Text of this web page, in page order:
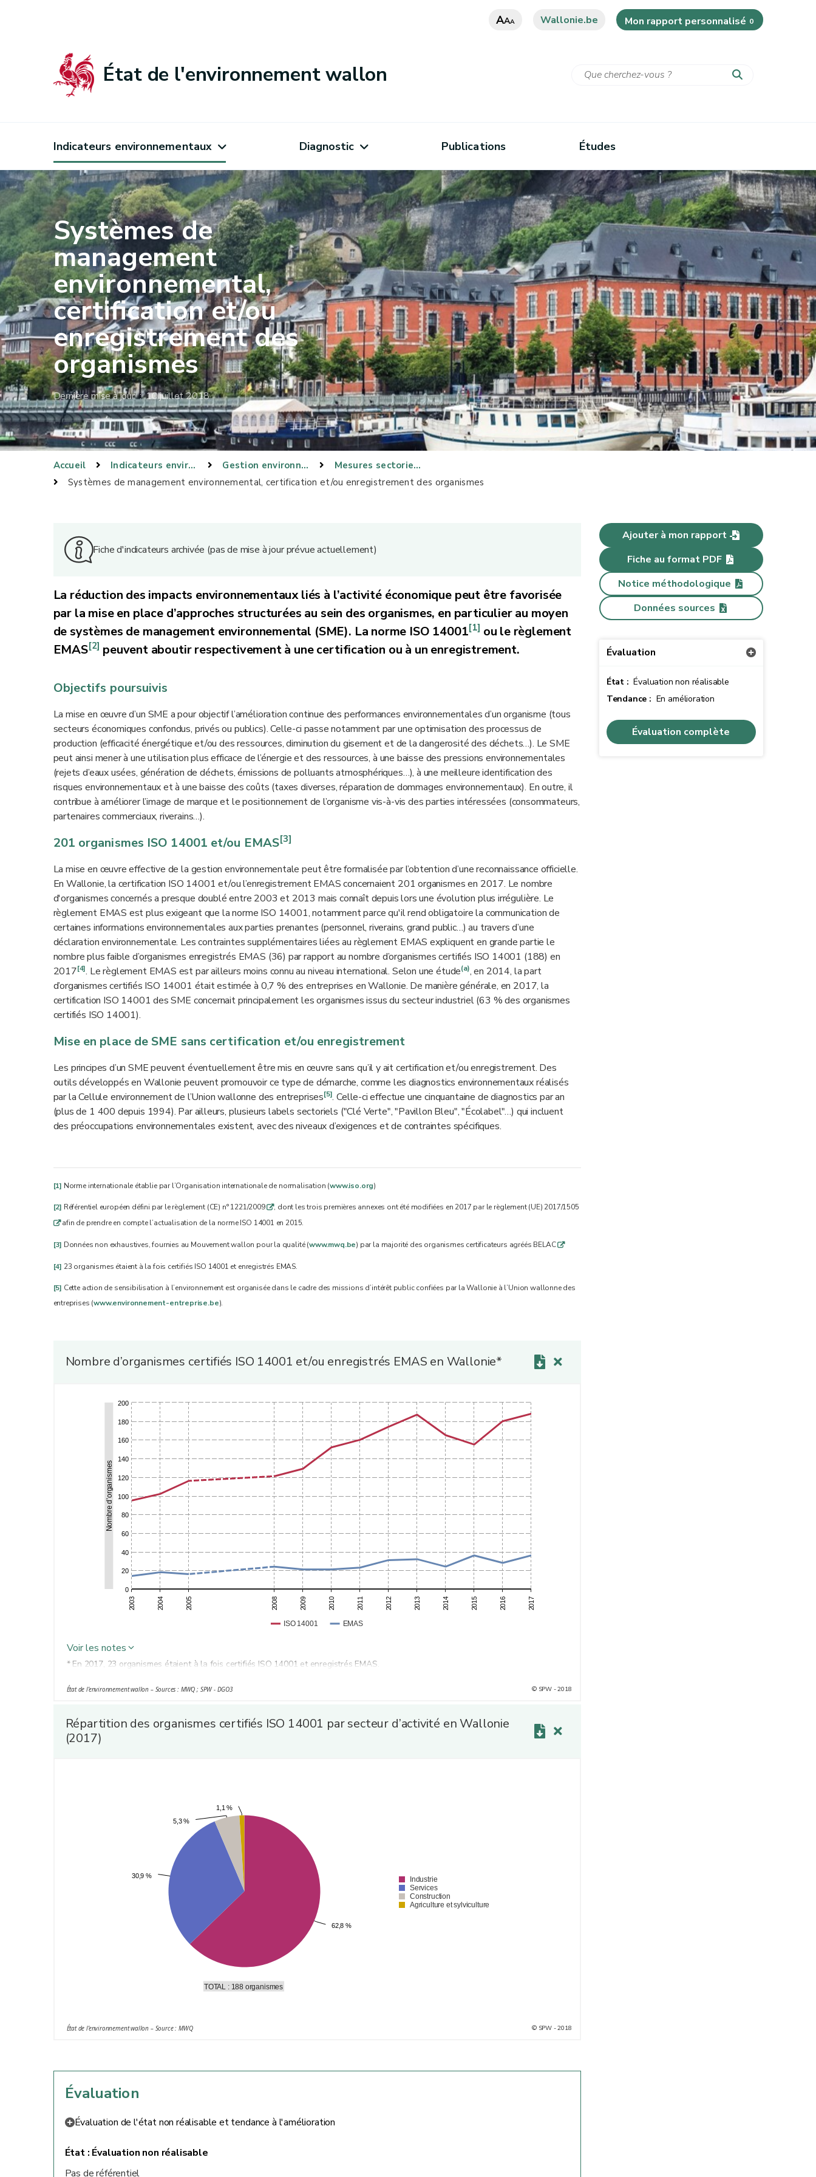
AAA Wallonie.be Mon rapport personnalisé 0
État de l'environnement wallon
Indicateurs environnementaux Diagnostic Publications Études
Systèmes de
management
environnemental,
certification et/ou
enregistrement des
organismes
Dernière mise à jour : 10 juillet 2018
Accueil Indicateurs environnementaux Gestion environnementale
Mesures sectorielles
Systèmes de management environnemental, certification et/ou enregistrement des organismes
Fiche d'indicateurs archivée (pas de mise à jour prévue actuellement)
La réduction des impacts environnementaux liés à l’activité économique peut être favorisée
par la mise en place d’approches structurées au sein des organismes, en particulier au moyen
de systèmes de management environnemental (SME). La norme ISO 14001[1] ou le règlement
EMAS[2] peuvent aboutir respectivement à une certification ou à un enregistrement.
Objectifs poursuivis
La mise en œuvre d’un SME a pour objectif l’amélioration continue des performances environnementales d’un organisme (tous
secteurs économiques confondus, privés ou publics). Celle-ci passe notamment par une optimisation des processus de
production (efficacité énergétique et/ou des ressources, diminution du gisement et de la dangerosité des déchets…). Le SME
peut ainsi mener à une utilisation plus efficace de l’énergie et des ressources, à une baisse des pressions environnementales
(rejets d’eaux usées, génération de déchets, émissions de polluants atmosphériques…), à une meilleure identification des
risques environnementaux et à une baisse des coûts (taxes diverses, réparation de dommages environnementaux). En outre, il
contribue à améliorer l’image de marque et le positionnement de l’organisme vis-à-vis des parties intéressées (consommateurs,
partenaires commerciaux, riverains…).
201 organismes ISO 14001 et/ou EMAS[3]
La mise en œuvre effective de la gestion environnementale peut être formalisée par l’obtention d’une reconnaissance officielle.
En Wallonie, la certification ISO 14001 et/ou l’enregistrement EMAS concernaient 201 organismes en 2017. Le nombre
d'organismes concernés a presque doublé entre 2003 et 2013 mais connaît depuis lors une évolution plus irrégulière. Le
règlement EMAS est plus exigeant que la norme ISO 14001, notamment parce qu'il rend obligatoire la communication de
certaines informations environnementales aux parties prenantes (personnel, riverains, grand public…) au travers d’une
déclaration environnementale. Les contraintes supplémentaires liées au règlement EMAS expliquent en grande partie le
nombre plus faible d’organismes enregistrés EMAS (36) par rapport au nombre d’organismes certifiés ISO 14001 (188) en
2017[4]. Le règlement EMAS est par ailleurs moins connu au niveau international. Selon une étude(a), en 2014, la part
d’organismes certifiés ISO 14001 était estimée à 0,7 % des entreprises en Wallonie. De manière générale, en 2017, la
certification ISO 14001 des SME concernait principalement les organismes issus du secteur industriel (63 % des organismes
certifiés ISO 14001).
Mise en place de SME sans certification et/ou enregistrement
Les principes d’un SME peuvent éventuellement être mis en œuvre sans qu’il y ait certification et/ou enregistrement. Des
outils développés en Wallonie peuvent promouvoir ce type de démarche, comme les diagnostics environnementaux réalisés
par la Cellule environnement de l’Union wallonne des entreprises[5]. Celle-ci effectue une cinquantaine de diagnostics par an
(plus de 1 400 depuis 1994). Par ailleurs, plusieurs labels sectoriels ("Clé Verte", "Pavillon Bleu", "Écolabel"…) qui incluent
des préoccupations environnementales existent, avec des niveaux d’exigences et de contraintes spécifiques.
[1] Norme internationale établie par l’Organisation internationale de normalisation (www.iso.org)
[2] Référentiel européen défini par le règlement (CE) n° 1221/2009q, dont les trois premières annexes ont été modifiées en 2017 par le règlement (UE) 2017/1505
q afin de prendre en compte l’actualisation de la norme ISO 14001 en 2015.
[3] Données non exhaustives, fournies au Mouvement wallon pour la qualité (www.mwq.be) par la majorité des organismes certificateurs agréés BELACq
[4] 23 organismes étaient à la fois certifiés ISO 14001 et enregistrés EMAS.
[5] Cette action de sensibilisation à l’environnement est organisée dans le cadre des missions d’intérêt public confiées par la Wallonie à l’Union wallonne des
entreprises (www.environnement-entreprise.be).
Nombre d’organismes certifiés ISO 14001 et/ou enregistrés EMAS en Wallonie*
Nombre d’organismes
ISO 14001 EMAS
2003 2004 2005 2008 2009 2010 2011 2012 2013 2014 2015 2016 2017
0
20
40
60
80
100
120
140
160
180
200
Voir les notes
* En 2017, 23 organismes étaient à la fois certifiés ISO 14001 et enregistrés EMAS.
État de l’environnement wallon – Sources : MWQ ; SPW - DGO3 © SPW - 2018
Répartition des organismes certifiés ISO 14001 par secteur d’activité en Wallonie
(2017)
TOTAL : 188 organismes
62,8 %
62,8 %
30,9 %
30,9 %
5,3 %
5,3 %
1,1 %
1,1 %
Industrie
Services
Construction
Agriculture et sylviculture
État de l’environnement wallon – Source : MWQ © SPW - 2018
Évaluation
Évaluation de l'état non réalisable et tendance à l'amélioration
État : Évaluation non réalisable
Pas de référentiel
Ajouter à mon rapport
Fiche au format PDF
Notice méthodologique
Données sources
Évaluation
État : Évaluation non réalisable
Tendance : En amélioration
Évaluation complète